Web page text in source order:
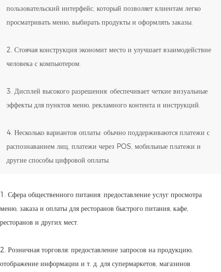
пользовательский интерфейс, который позволяет клиентам легко
просматривать меню, выбирать продукты и оформлять заказы.
2. Стоячая конструкция экономит место и улучшает взаимодействие
человека с компьютером.
3. Дисплей высокого разрешения: обеспечивает четкие визуальные
эффекты для пунктов меню, рекламного контента и инструкций.
4. Несколько вариантов оплаты: обычно поддерживаются платежи с
распознаванием лиц, платежи через POS, мобильные платежи и
другие способы цифровой оплаты.
1. Сфера общественного питания: предоставление услуг просмотра
меню, заказа и оплаты для ресторанов быстрого питания, кафе,
ресторанов и других мест.
2. Розничная торговля: предоставление запросов на продукцию,
отображение информации и т. д. для супермаркетов, магазинов